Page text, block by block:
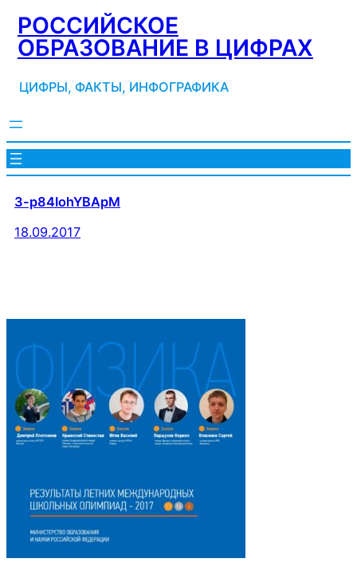
Перейти
содержимому
РОССИЙСКОЕ
ОБРАЗОВАНИЕ В ЦИФРАХ
ЦИФРЫ, ФАКТЫ, ИНФОГРАФИКА
3-p84IohYBApM
18.09.2017